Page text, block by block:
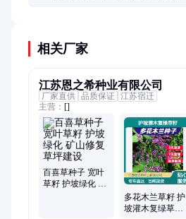
相关厂家
江苏恩之希种业有限公司
厂家直供 品质保证 江苏宿迁
主营： []
百喜草种子 宽叶
草籽 护坡绿化 矿
多花木兰草籽 护
坡灌木复绿草籽